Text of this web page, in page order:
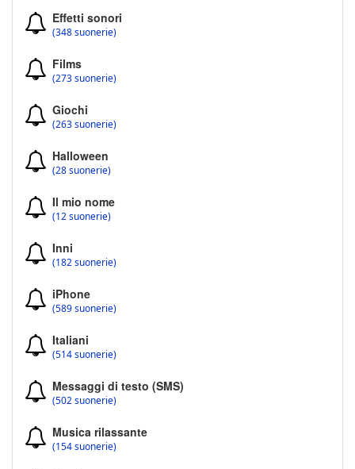
Effetti sonori
(348 suonerie)
Films
(273 suonerie)
Giochi
(263 suonerie)
Halloween
(28 suonerie)
Il mio nome
(12 suonerie)
Inni
(182 suonerie)
iPhone
(589 suonerie)
Italiani
(514 suonerie)
Messaggi di testo (SMS)
(502 suonerie)
Musica rilassante
(154 suonerie)